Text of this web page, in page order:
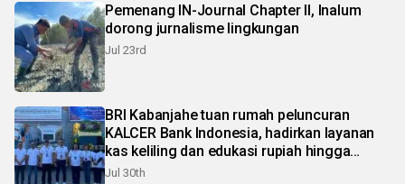
Pemenang IN-Journal Chapter II, Inalum
dorong jurnalisme lingkungan
Jul 23rd
BRI Kabanjahe tuan rumah peluncuran
KALCER Bank Indonesia, hadirkan layanan
kas keliling dan edukasi rupiah hingga
pelosok Karo
Jul 30th